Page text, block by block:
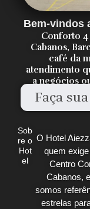
Bem-vindos
Conforto 4
Cabanos,
café da
atendimento
a negócios
Faça
Sob
re o
Hot
el
O Hotel
quem
Centro
Cabanos,
somos
estrelas